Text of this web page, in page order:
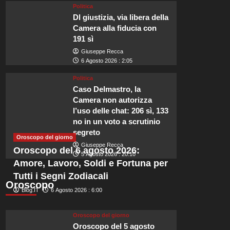
la forza
il turismo italiano cresce e
fuga
Redazione
Crediamo fermamente che le
Leggi tutto
di
Politica
Dl giustizia, via libera della
Camera alla fiducia con
191 sì
Giuseppe Recca
6 Agosto 2026 : 2:05
Politica
Caso Delmastro, la
Camera non autorizza
l’uso delle chat: 206 sì, 133
no in un voto a scrutinio
segreto
Giuseppe Recca
5 Agosto 2026 : 20:10
Oroscopo
Oroscopo del giorno
Oroscopo del 6 agosto 2026:
Amore, Lavoro, Soldi e Fortuna per
Tutti i Segni Zodiacali
Blog.IT 6 Agosto 2026 : 6:00
Oroscopo del giorno
Oroscopo del 5 agosto